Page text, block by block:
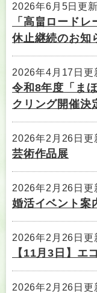
2026年6月5日更新
「高畠ロード
休止継続のお知
2026年4月17日更
令和8年度「ま
クリング開催決
2026年2月26日更
芸術作品展
2026年2月26日更
婚活イベント案
2026年2月26日更
【11月3日】エ
2026年2月26日更